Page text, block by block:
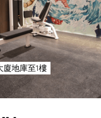
廈地庫至1樓